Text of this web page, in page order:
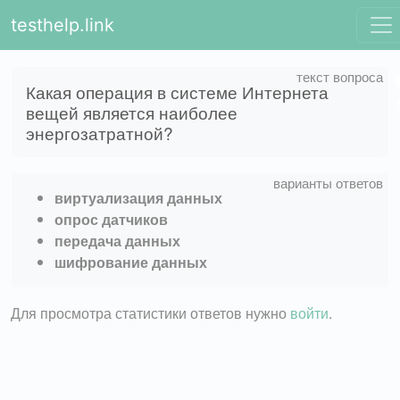
testhelp.link
Какая операция в системе Интернета
вещей является наиболее
энергозатратной?
виртуализация данных
опрос датчиков
передача данных
шифрование данных
Для просмотра статистики ответов нужно войти.